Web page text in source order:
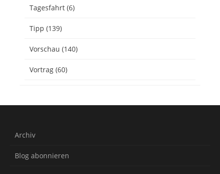
Tagesfahrt (6)
Tipp (139)
Vorschau (140)
Vortrag (60)
Archiv
Blog abonnieren